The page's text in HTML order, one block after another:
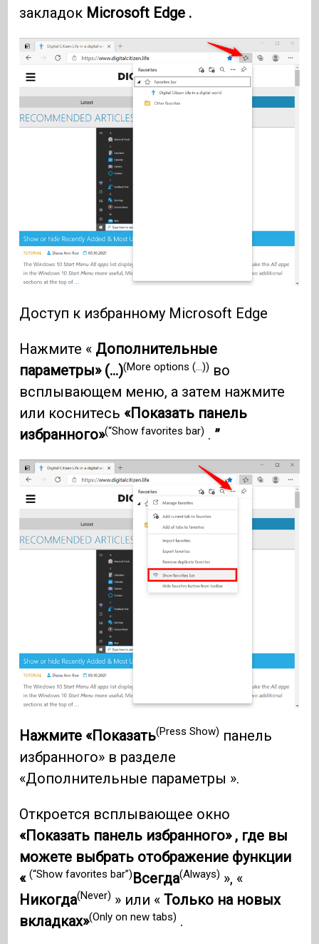
закладок Microsoft Edge .
Доступ к избранному Microsoft Edge
Нажмите « Дополнительные
параметры» (...)(More options (...)) во
всплывающем меню, а затем нажмите
или коснитесь «Показать панель
избранного»(“Show favorites bar) . ”
Нажмите «Показать(Press Show) панель
избранного» в разделе
«Дополнительные параметры ».
Откроется всплывающее окно
«Показать панель избранного» , где вы
можете выбрать отображение функции
«(“Show favorites bar”)Всегда(Always) », «
Никогда(Never) » или «Только на новых
вкладках»(Only on new tabs) .